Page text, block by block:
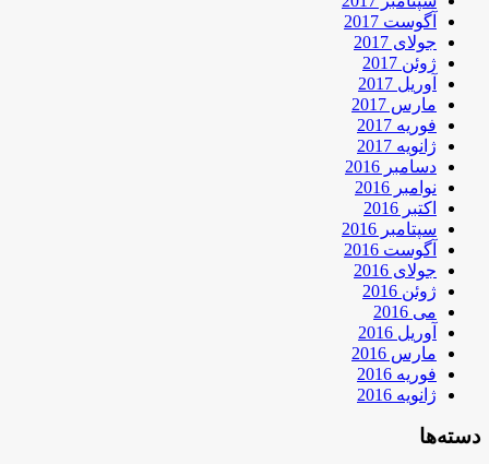
آگوست 2017
جولای 2017
ژوئن 2017
آوریل 2017
مارس 2017
فوریه 2017
ژانویه 2017
دسامبر 2016
نوامبر 2016
اکتبر 2016
سپتامبر 2016
آگوست 2016
جولای 2016
ژوئن 2016
می 2016
آوریل 2016
مارس 2016
فوریه 2016
ژانویه 2016
دسته‌ها